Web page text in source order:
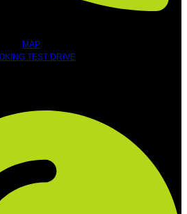
MAP
TEST DRIVE